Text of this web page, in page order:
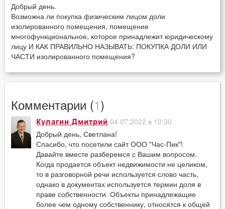
Добрый день.
Возможна ли покупка физическим лицом доли
изолированного помещения, помещение
многофункциональное, которое принадлежит юридическому
лицу И КАК ПРАВИЛЬНО НАЗЫВАТЬ: ПОКУПКА ДОЛИ ИЛИ
ЧАСТИ изолированного помещения?
Комментарии (1)
Кулагин Дмитрий 04.07.2022 в 10:30
Добрый день, Светлана!
Спасибо, что посетили сайт ООО "Час-Пик"!
Давайте вместе разберемся с Вашим вопросом.
Когда продается объект недвижимости не целиком,
то в разговорной речи используется слово часть,
однако в документах используется термин доля в
праве собственности. Объекты принадлежащие
более чем одному собственнику, относятся к общей